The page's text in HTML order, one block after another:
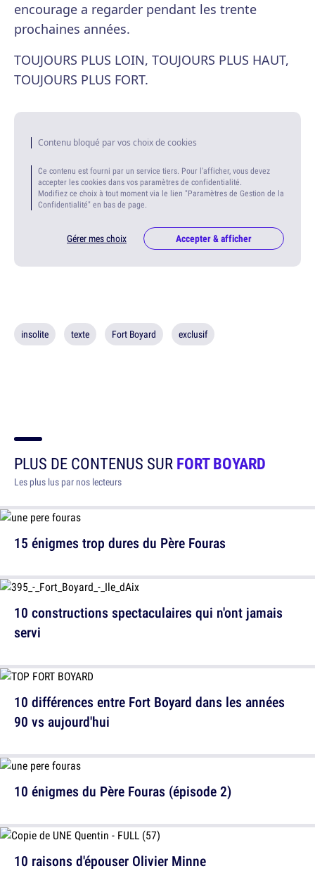
encourage a regarder pendant les trente
prochaines années.
TOUJOURS PLUS LOIN, TOUJOURS PLUS HAUT,
TOUJOURS PLUS FORT.
Contenu bloqué par vos choix de cookies
Ce contenu est fourni par un service tiers. Pour l'afficher, vous devez
accepter les cookies dans vos paramètres de confidentialité.
Modifiez ce choix à tout moment via le lien "Paramètres de Gestion de la
Confidentialité" en bas de page.
Gérer mes choix Accepter & afficher
insolite texte Fort Boyard exclusif
PLUS DE CONTENUS SURFORT BOYARD
Les plus lus par nos lecteurs
15 énigmes trop dures du Père Fouras
10 différences entre Fort Boyard dans les années
90 vs aujourd'hui
10 raisons d'épouser Olivier Minne
10 constructions spectaculaires qui n'ont jamais
servi
10 énigmes du Père Fouras (épisode 2)